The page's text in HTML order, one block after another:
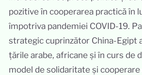
pozitive în cooperarea practică în
împotriva pandemiei COVID-19.
strategic cuprinzător China-Egipt
țările arabe, africane și în curs de
model de solidaritate și